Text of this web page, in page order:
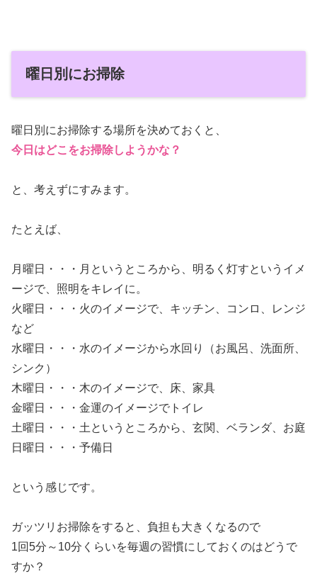
曜日別にお掃除
曜日別にお掃除する場所を決めておくと、
今日はどこをお掃除しようかな？
と、考えずにすみます。
たとえば、
月曜日・・・月というところから、明るく灯すというイメ
ージで、照明をキレイに。
火曜日・・・火のイメージで、キッチン、コンロ、レンジ
など
水曜日・・・水のイメージから水回り（お風呂、洗面所、
シンク）
木曜日・・・木のイメージで、床、家具
金曜日・・・金運のイメージでトイレ
土曜日・・・土というところから、玄関、ベランダ、お庭
日曜日・・・予備日
という感じです。
ガッツリお掃除をすると、負担も大きくなるので
1回5分～10分くらいを毎週の習慣にしておくのはどうで
すか？